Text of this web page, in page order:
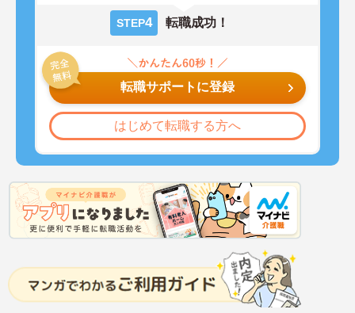
STEP4 転職成功！
転職サポートに登録
はじめて転職する方へ